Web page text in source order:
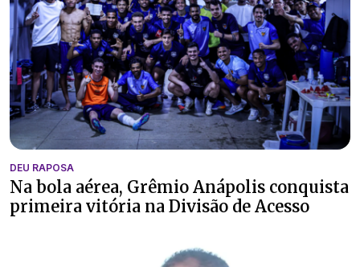
DEU RAPOSA
Na bola aérea, Grêmio Anápolis conquista
primeira vitória na Divisão de Acesso